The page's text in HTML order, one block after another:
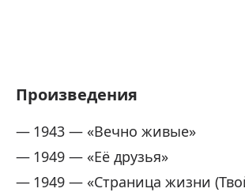
Произведения
1943 — «Вечно живые»
1949 — «Её друзья»
1949 — «Страница жизни